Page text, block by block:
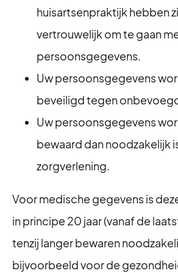
huisartsenpraktijk hebben
vertrouwelijk om te gaan
persoonsgegevens.
Uw persoonsgegevens
beveiligd tegen
⁠Uw persoonsgegevens
bewaard dan noodzakelijk
zorgverlening.
Voor medische gegevens is
in principe 20 jaar (vanaf de
tenzij langer bewaren
bijvoorbeeld voor de